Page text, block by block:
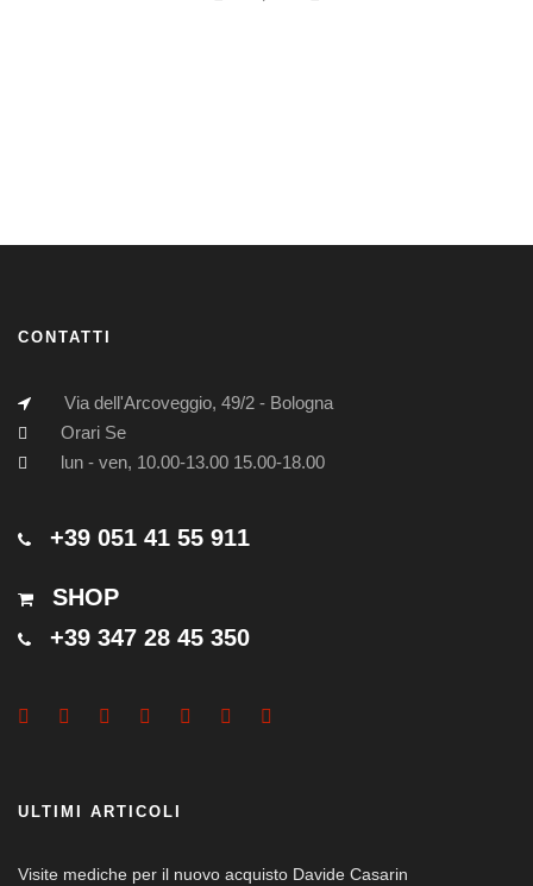
CONTATTI
Via dell'Arcoveggio, 49/2 - Bologna
Orari Se
lun - ven, 10.00-13.00 15.00-18.00
+39 051 41 55 911
SHOP
+39 347 28 45 350
ULTIMI ARTICOLI
Visite mediche per il nuovo acquisto Davide Casarin